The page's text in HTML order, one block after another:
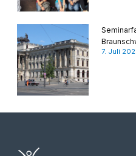
7. Juli